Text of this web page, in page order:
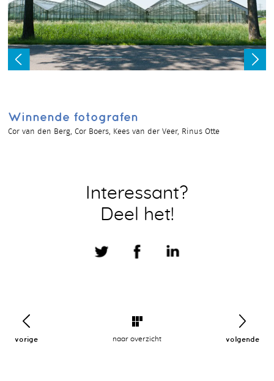
Winnende fotografen
Cor van den Berg, Cor Boers, Kees van der Veer, Rinus Otte
Interessant?
Deel het!
vorige naar overzicht volgende